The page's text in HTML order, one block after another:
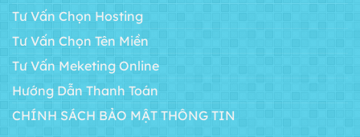
Tư Vấn Chọn Hosting
Tư Vấn Chọn Tên Miền
Tư Vấn Meketing Online
Hướng Dẫn Thanh Toán
CHÍNH SÁCH BẢO MẬT THÔNG TIN